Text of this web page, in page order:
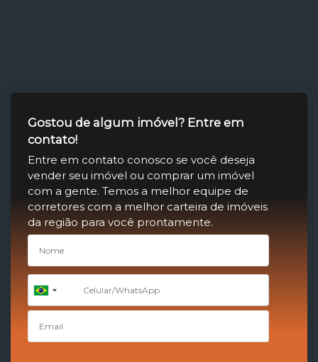
Gostou de algum imóvel? Entre em
contato!
Entre em contato conosco se você deseja
vender seu imóvel ou comprar um imóvel
com a gente. Temos a melhor equipe de
corretores com a melhor carteira de imóveis
da região para você prontamente.
Brazil
+55